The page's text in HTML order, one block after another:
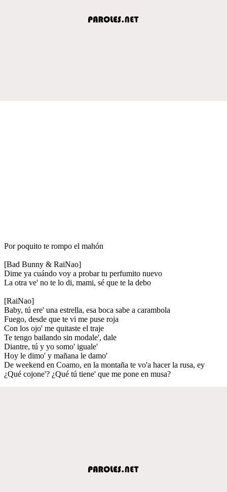
Por poquito te rompo el mahón
[Bad Bunny & RaiNao]
Dime ya cuándo voy a probar tu perfumito nuevo
La otra ve' no te lo di, mami, sé que te la debo
[RaiNao]
Baby, tú ere' una estrella, esa boca sabe a carambola
Fuego, desde que te vi me puse roja
Con los ojo' me quitaste el traje
Te tengo bailando sin modale', dale
Diantre, tú y yo somo' iguale'
Hoy le dimo' y mañana le damo'
De weekend en Coamo, en la montaña te vo'a hacer la rusa, ey
¿Qué cojone'? ¿Qué tú tiene' que me pone en musa?